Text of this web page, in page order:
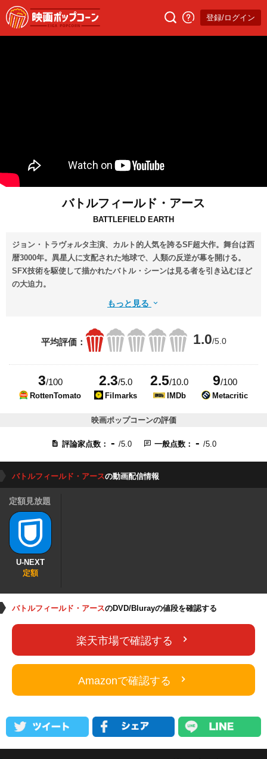
登録/ログイン
バトルフィールド・アース
BATTLEFIELD EARTH
ジョン・トラヴォルタ主演、カルト的人気を誇るSF超大作。舞台は西
暦3000年。異星人に支配された地球で、人類の反逆が幕を開ける。
SFX技術を駆使して描かれたバトル・シーンは見る者を引き込むほど
の大迫力。
もっと見る
平均評価： 1.0/5.0
3/100
RottenTomato
2.3/5.0
Filmarks
2.5/10.0
IMDb
9/100
Metacritic
映画ポップコーンの評価
評論家点数： - /5.0 一般点数： - /5.0
バトルフィールド・アースの動画配信情報
定額見放題
U-NEXT
定額
バトルフィールド・アースのDVD/Blurayの値段を確認する
楽天市場で確認する
Amazonで確認する